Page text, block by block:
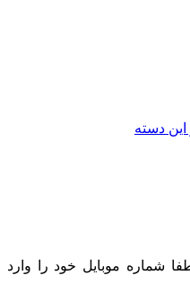
این دسته
شماره موبایل خود را وارد